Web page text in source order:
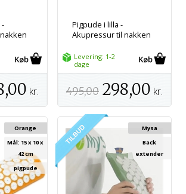
kr.
Pigpude i lilla -
Akupressur til nakken
Levering: 1-2
dage
495,00 298,00 kr.
Orange
Mål: 15 x 10 x
42 cm
pigpude
Mysa
Back
extender